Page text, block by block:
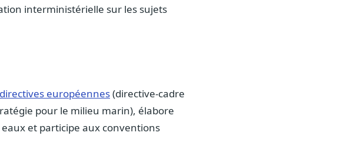
interministérielle sur les sujets
directives européennes(directive-cadre
pour le milieu marin), élabore
et participe aux conventions